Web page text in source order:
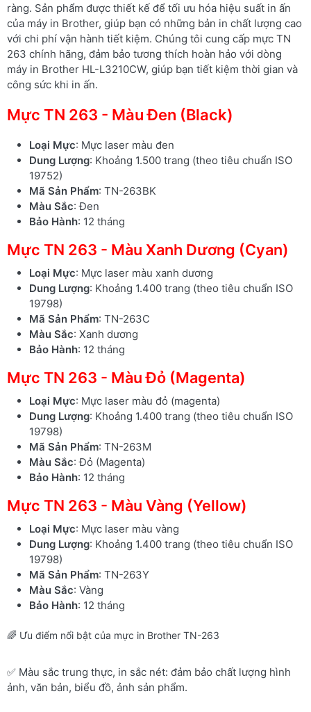
ràng. Sản phẩm được thiết kế để tối ưu hóa hiệu suất in ấn
của máy in Brother, giúp bạn có những bản in chất lượng cao
với chi phí vận hành tiết kiệm. Chúng tôi cung cấp mực TN
263 chính hãng, đảm bảo tương thích hoàn hảo với dòng
máy in Brother HL-L3210CW, giúp bạn tiết kiệm thời gian và
công sức khi in ấn.
Mực TN 263 - Màu Đen (Black)
Loại Mực: Mực laser màu đen
Dung Lượng: Khoảng 1.500 trang (theo tiêu chuẩn ISO
19752)
Mã Sản Phẩm: TN-263BK
Màu Sắc: Đen
Bảo Hành: 12 tháng
Mực TN 263 - Màu Xanh Dương (Cyan)
Loại Mực: Mực laser màu xanh dương
Dung Lượng: Khoảng 1.400 trang (theo tiêu chuẩn ISO
19798)
Mã Sản Phẩm: TN-263C
Màu Sắc: Xanh dương
Bảo Hành: 12 tháng
Mực TN 263 - Màu Đỏ (Magenta)
Loại Mực: Mực laser màu đỏ (magenta)
Dung Lượng: Khoảng 1.400 trang (theo tiêu chuẩn ISO
19798)
Mã Sản Phẩm: TN-263M
Màu Sắc: Đỏ (Magenta)
Bảo Hành: 12 tháng
Mực TN 263 - Màu Vàng (Yellow)
Loại Mực: Mực laser màu vàng
Dung Lượng: Khoảng 1.400 trang (theo tiêu chuẩn ISO
19798)
Mã Sản Phẩm: TN-263Y
Màu Sắc: Vàng
Bảo Hành: 12 tháng
🌈 Ưu điểm nổi bật của mực in Brother TN-263
✅ Màu sắc trung thực, in sắc nét: đảm bảo chất lượng hình
ảnh, văn bản, biểu đồ, ảnh sản phẩm.